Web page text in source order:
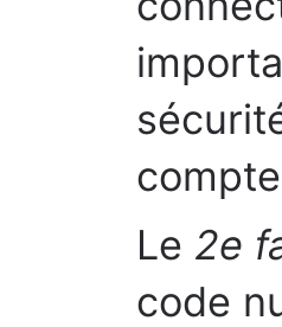
Le 2e
code